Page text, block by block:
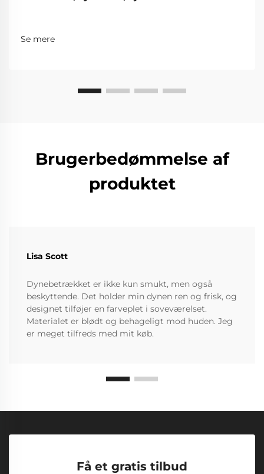
Se mere
Brugerbedømmelse af
produktet
Lisa Scott
Dynebetrækket er ikke kun smukt, men også
beskyttende. Det holder min dynen ren og frisk, og
designet tilføjer en farveplet i soveværelset.
Materialet er blødt og behageligt mod huden. Jeg
er meget tilfreds med mit køb.
Få et gratis tilbud